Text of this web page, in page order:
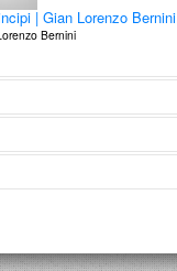
| Gian Lorenzo Bernini
Bernini